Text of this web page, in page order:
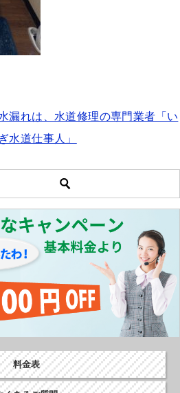
漏れは、水道修理の専門業者「い
水道仕事人」
料金表